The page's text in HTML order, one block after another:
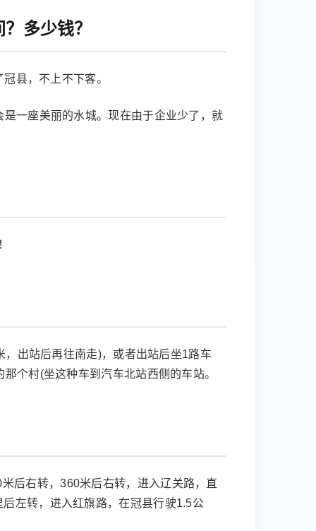
多少钱？
县，不上不下客。
一座美丽的水城。现在由于企业少了，就
出站后再往南走)，或者出站后坐1路车
个村(坐这种车到汽车北站西侧的车站。
后右转，360米后右转，进入辽关路，直
左转，进入红旗路，在冠县行驶1.5公